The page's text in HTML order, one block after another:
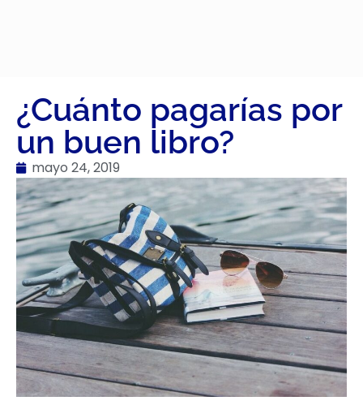
¿Cuánto pagarías por
un buen libro?
mayo 24, 2019